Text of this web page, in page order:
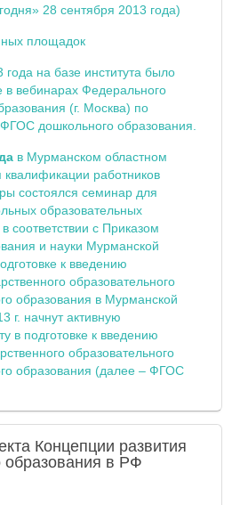
28 сентября 2013 года)
площадок
на базе института было
в вебинарах Федерального
(г. Москва) по
дошкольного образования.
в Мурманском областном
квалификации работников
состоялся семинар для
образовательных
соответствии с Приказом
и науки Мурманской
к введению
образовательного
образования в Мурманской
г. начнут активную
в подготовке к введению
образовательного
образования (далее – ФГОС
Концепции развития
образования в РФ